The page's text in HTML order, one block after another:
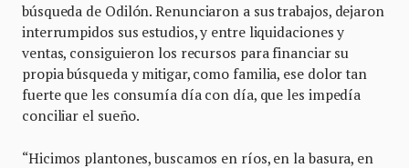
búsqueda de Odilón. Renunciaron a sus trabajos, dejaron
interrumpidos sus estudios, y entre liquidaciones y
ventas, consiguieron los recursos para financiar su
propia búsqueda y mitigar, como familia, ese dolor tan
fuerte que les consumía día con día, que les impedía
conciliar el sueño.
“Hicimos plantones, buscamos en ríos, en la basura, en